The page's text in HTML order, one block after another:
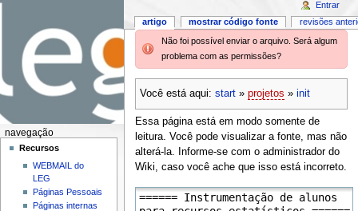
Não foi possível enviar o arquivo. Será algum
problema com as permissões?
Você está aqui: start» projetos » init
Essa página está em modo somente de
leitura. Você pode visualizar a fonte, mas não
alterá-la. Informe-se com o administrador do
Wiki, caso você ache que isso está incorreto.
artigo mostrar código fonte revisões
Entrar
navegação
Recursos
WEBMAIL do
LEG
Páginas Pessoais
Páginas internas